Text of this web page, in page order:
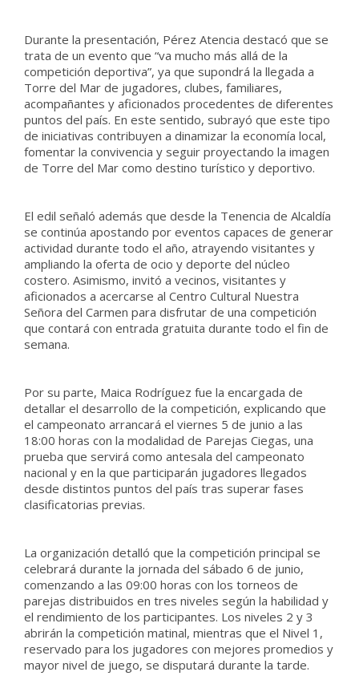
Durante la presentación, Pérez Atencia destacó que se
trata de un evento que “va mucho más allá de la
competición deportiva”, ya que supondrá la llegada a
Torre del Mar de jugadores, clubes, familiares,
acompañantes y aficionados procedentes de diferentes
puntos del país. En este sentido, subrayó que este tipo
de iniciativas contribuyen a dinamizar la economía local,
fomentar la convivencia y seguir proyectando la imagen
de Torre del Mar como destino turístico y deportivo.
El edil señaló además que desde la Tenencia de Alcaldía
se continúa apostando por eventos capaces de generar
actividad durante todo el año, atrayendo visitantes y
ampliando la oferta de ocio y deporte del núcleo
costero. Asimismo, invitó a vecinos, visitantes y
aficionados a acercarse al Centro Cultural Nuestra
Señora del Carmen para disfrutar de una competición
que contará con entrada gratuita durante todo el fin de
semana.
Por su parte, Maica Rodríguez fue la encargada de
detallar el desarrollo de la competición, explicando que
el campeonato arrancará el viernes 5 de junio a las
18:00 horas con la modalidad de Parejas Ciegas, una
prueba que servirá como antesala del campeonato
nacional y en la que participarán jugadores llegados
desde distintos puntos del país tras superar fases
clasificatorias previas.
La organización detalló que la competición principal se
celebrará durante la jornada del sábado 6 de junio,
comenzando a las 09:00 horas con los torneos de
parejas distribuidos en tres niveles según la habilidad y
el rendimiento de los participantes. Los niveles 2 y 3
abrirán la competición matinal, mientras que el Nivel 1,
reservado para los jugadores con mejores promedios y
mayor nivel de juego, se disputará durante la tarde.